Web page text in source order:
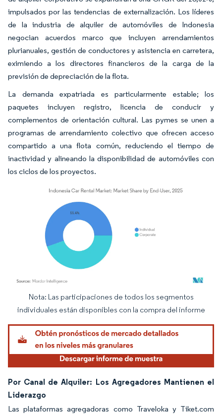
impulsados por las tendencias de externalización. Los líderes
de la industria de alquiler de automóviles de Indonesia
negocian acuerdos marco que incluyen arrendamientos
plurianuales, gestión de conductores y asistencia en carretera,
eximiendo a los directores financieros de la carga de la
previsión de depreciación de la flota.
La demanda expatriada es particularmente estable; los
paquetes incluyen registro, licencia de conducir y
complementos de orientación cultural. Las pymes se unen a
programas de arrendamiento colectivo que ofrecen acceso
compartido a una flota común, reduciendo el tiempo de
inactividad y alineando la disponibilidad de automóviles con
los ciclos de los proyectos.
Imagen © Mordor Intelligence. El uso requiere atribución según CC BY 4.0.
Nota: Las participaciones de todos los segmentos
individuales están disponibles con la compra del informe
Por Canal de Alquiler: Los Agregadores Mantienen el
Liderazgo
Las plataformas agregadoras como Traveloka y Tiket.com